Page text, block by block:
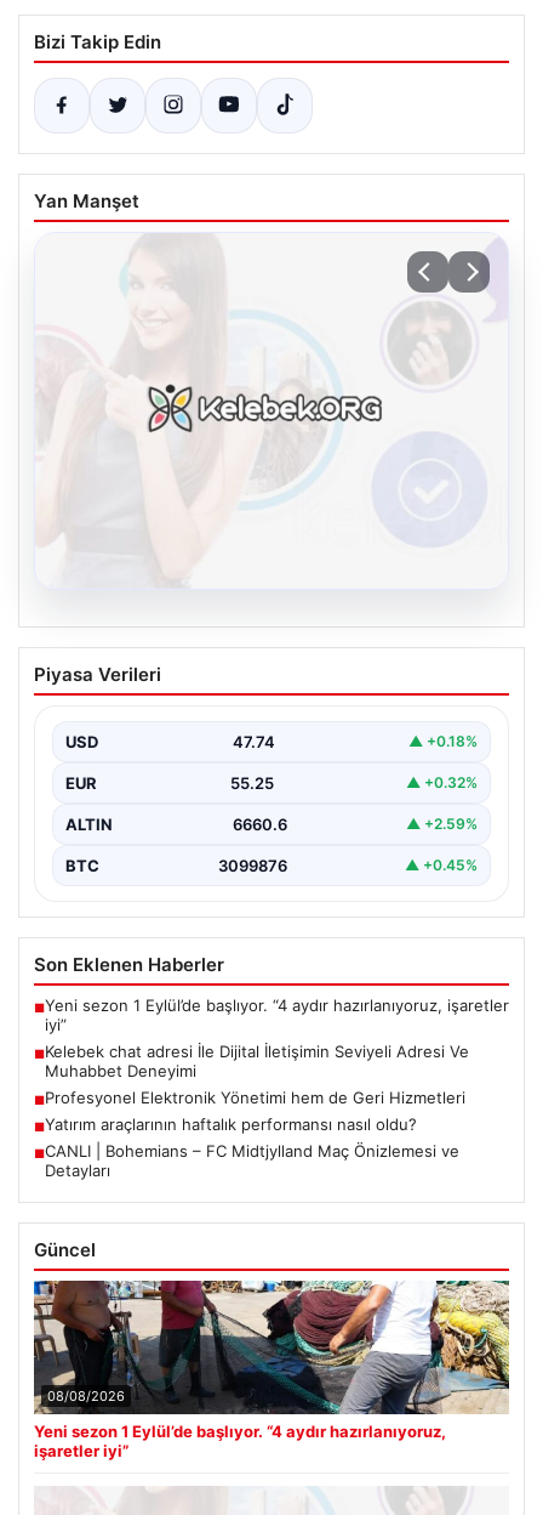
Bizi Takip Edin
Yan Manşet
Kelebek chat adresi İle Dijital İletişimin
Seviyeli Adresi Ve Muhabbet Deneyimi
kurması ciddi bir hassasiyet barındırmaktadır. Halen
çeşitli…
Piyasa Verileri
USD 47.74 ▲ +0.18%
EUR 55.25 ▲ +0.32%
ALTIN 6660.6 ▲ +2.59%
BTC 3099876 ▲ +0.45%
Son Eklenen Haberler
■Yeni sezon 1 Eylül’de başlıyor. “4 aydır hazırlanıyoruz, işaretler
iyi”
■Kelebek chat adresi İle Dijital İletişimin Seviyeli Adresi Ve
Muhabbet Deneyimi
■Profesyonel Elektronik Yönetimi hem de Geri Hizmetleri
■Yatırım araçlarının haftalık performansı nasıl oldu?
■CANLI | Bohemians – FC Midtjylland Maç Önizlemesi ve
Detayları
Güncel
08/08/2026
Yeni sezon 1 Eylül’de başlıyor. “4 aydır hazırlanıyoruz,
işaretler iyi”